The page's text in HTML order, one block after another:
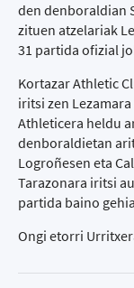
den denboraldian
zituen atzelariak
31 partida ofizial
Kortazar Athletic
iritsi zen
Athleticera heldu
denboraldietan
Logroñesen eta
Tarazonara iritsi
partida baino
Ongi etorri